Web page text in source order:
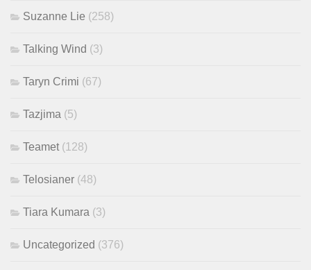
Suzanne Lie (258)
Talking Wind (3)
Taryn Crimi (67)
Tazjima (5)
Teamet (128)
Telosianer (48)
Tiara Kumara (3)
Uncategorized (376)